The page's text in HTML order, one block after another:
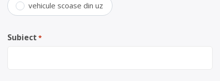
vehicule scoase din uz
Subiect *